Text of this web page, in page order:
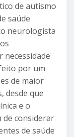
de autismo
saúde
neurologista
necessidade
por um
de maior
desde que
e o
de considerar
de saúde